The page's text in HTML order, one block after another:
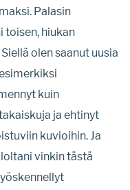
Palasin
hiukan
olen saanut uusia
kuin
ja ehtinyt
kuvioihin. Ja
vinkin tästä